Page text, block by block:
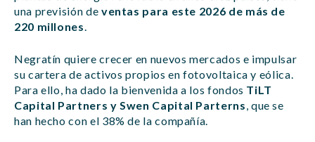
una previsión de ventas para este 2026 de más de
220 millones.
Negratín quiere crecer en nuevos mercados e impulsar
su cartera de activos propios en fotovoltaica y eólica.
Para ello, ha dado la bienvenida a los fondos TiLT
Capital Partners y Swen Capital Parterns, que se
han hecho con el 38% de la compañía.